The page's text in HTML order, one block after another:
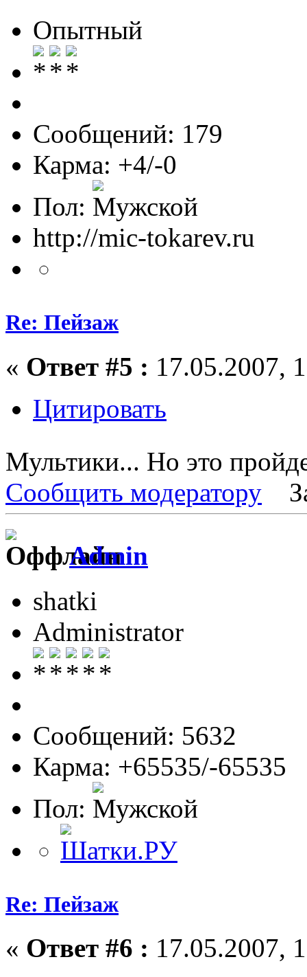
Опытный
Сообщений: 179
Карма: +4/-0
Пол:
http://mic-tokarev.ru
Re: Пейзаж
« Ответ #5 : 17.05.2007,
Цитировать
Мультики... Но это
Сообщить модератору
Admin
shatki
Administrator
Сообщений: 5632
Карма: +65535/-65535
Пол:
Re: Пейзаж
« Ответ #6 : 17.05.2007,